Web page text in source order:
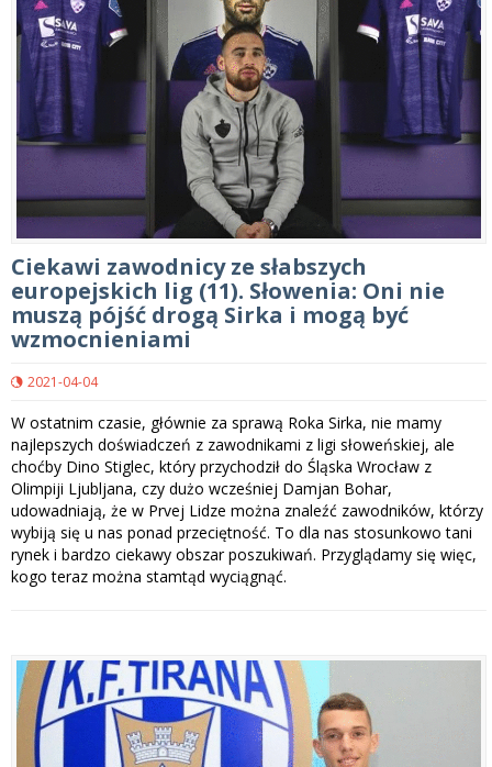
Ciekawi zawodnicy ze słabszych
europejskich lig (11). Słowenia: Oni nie
muszą pójść drogą Sirka i mogą być
wzmocnieniami
2021-04-04
W ostatnim czasie, głównie za sprawą Roka Sirka, nie mamy
najlepszych doświadczeń z zawodnikami z ligi słoweńskiej, ale
choćby Dino Stiglec, który przychodził do Śląska Wrocław z
Olimpiji Ljubljana, czy dużo wcześniej Damjan Bohar,
udowadniają, że w Prvej Lidze można znaleźć zawodników, którzy
wybiją się u nas ponad przeciętność. To dla nas stosunkowo tani
rynek i bardzo ciekawy obszar poszukiwań. Przyglądamy się więc,
kogo teraz można stamtąd wyciągnąć.